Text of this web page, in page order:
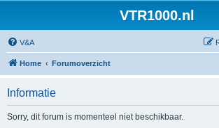
VTR1000.nl
V&A
Home Forumoverzicht
Informatie
Sorry, dit forum is momenteel niet beschikbaar.